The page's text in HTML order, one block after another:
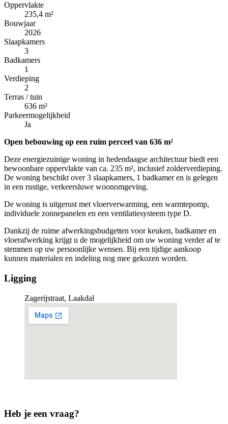
Oppervlakte
235,4 m²
Bouwjaar
2026
Slaapkamers
3
Badkamers
1
Verdieping
2
Terras / tuin
636 m²
Parkeermogelijkheid
Ja
Open bebouwing op een ruim perceel van 636 m²
Deze energiezuinige woning in hedendaagse architectuur biedt een
bewoonbare oppervlakte van ca. 235 m², inclusief zolderverdieping.
De woning beschikt over 3 slaapkamers, 1 badkamer en is gelegen
in een rustige, verkeersluwe woonomgeving.
De woning is uitgerust met vloerverwarming, een warmtepomp,
individuele zonnepanelen en een ventilatiesysteem type D.
Dankzij de ruime afwerkingsbudgetten voor keuken, badkamer en
vloerafwerking krijgt u de mogelijkheid om uw woning verder af te
stemmen op uw persoonlijke wensen. Bij een tijdige aankoop
kunnen materialen en indeling nog mee gekozen worden.
Ligging
Zagerijstraat, Laakdal
Heb je een vraag?